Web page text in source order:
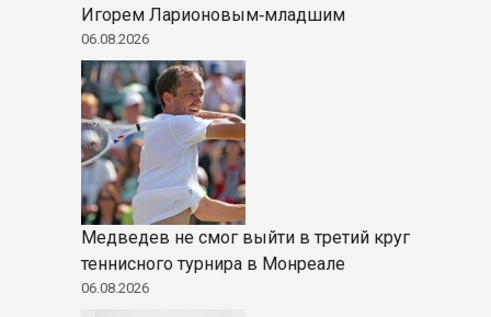
Игорем Ларионовым‑младшим
06.08.2026
Медведев не смог выйти в третий круг
теннисного турнира в Монреале
06.08.2026